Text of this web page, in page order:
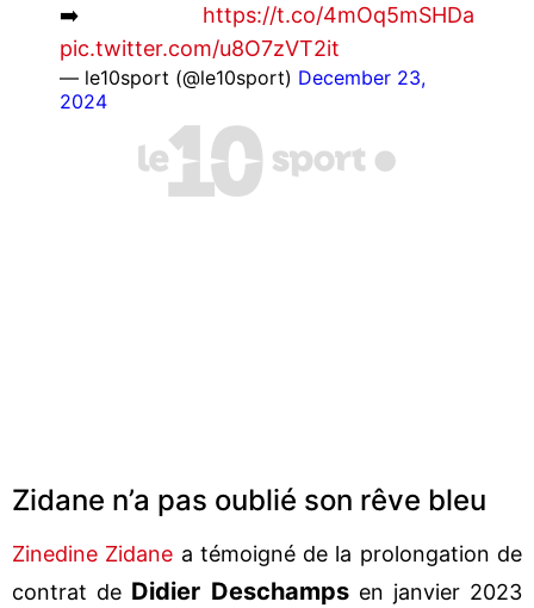
➡️ https://t.co/4mOq5mSHDa
pic.twitter.com/u8O7zVT2it
— le10sport (@le10sport) December 23,
2024
Zidane n’a pas oublié son rêve bleu
Zinedine Zidane a témoigné de la prolongation de
contrat de Didier Deschamps en janvier 2023